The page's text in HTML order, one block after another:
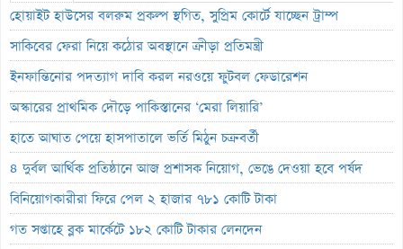
হোয়াইট হাউসের বলরুম প্রকল্প স্থগিত, সুপ্রিম কোর্টে যাচ্ছেন ট্রাম্প
সাকিবের ফেরা নিয়ে কঠোর অবস্থানে ক্রীড়া প্রতিমন্ত্রী
ইনফান্তিনোর পদত্যাগ দাবি করল নরওয়ে ফুটবল ফেডারেশন
অস্কারের প্রাথমিক দৌড়ে পাকিস্তানের ‘মেরা লিয়ারি’
হাতে আঘাত পেয়ে হাসপাতালে ভর্তি মিঠুন চক্রবর্তী
৪ দুর্বল আর্থিক প্রতিষ্ঠানে আজ প্রশাসক নিয়োগ, ভেঙে দেওয়া হবে পর্ষদ
বিনিয়োগকারীরা ফিরে পেল ২ হাজার ৭৮১ কোটি টাকা
গত সপ্তাহে ব্লক মার্কেটে ১৮২ কোটি টাকার লেনদেন